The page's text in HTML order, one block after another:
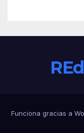
Funciona gracias a